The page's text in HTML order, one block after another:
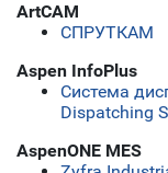
ArtCAM
СПРУТКАМ
Aspen InfoPlus
Система
Dispatching
AspenONE MES